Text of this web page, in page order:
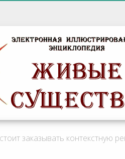
заказывать контекстную